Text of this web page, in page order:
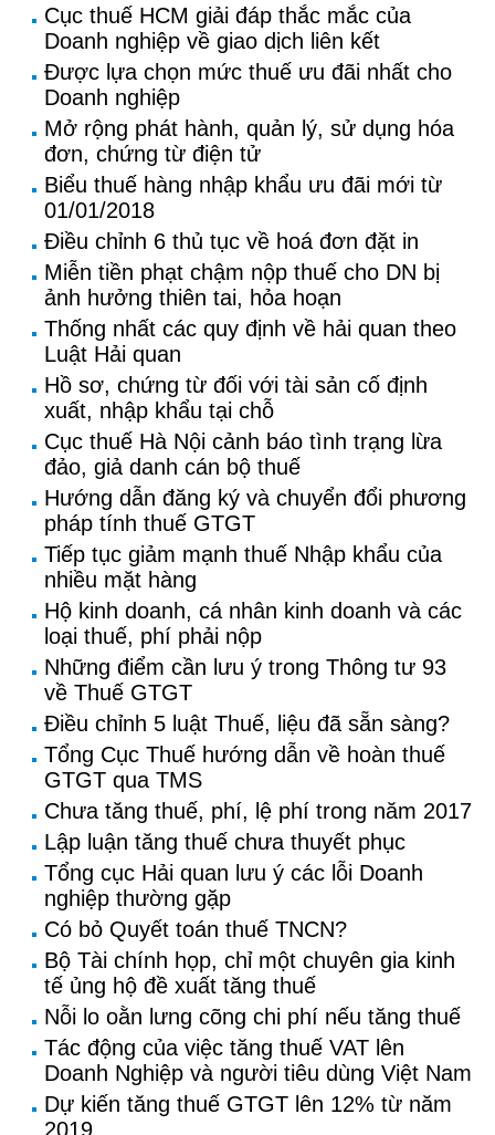
Cục thuế HCM giải đáp thắc mắc của
Doanh nghiệp về giao dịch liên kết
Được lựa chọn mức thuế ưu đãi nhất cho
Doanh nghiệp
Mở rộng phát hành, quản lý, sử dụng hóa
đơn, chứng từ điện tử
Biểu thuế hàng nhập khẩu ưu đãi mới từ
01/01/2018
Điều chỉnh 6 thủ tục về hoá đơn đặt in
Miễn tiền phạt chậm nộp thuế cho DN bị
ảnh hưởng thiên tai, hỏa hoạn
Thống nhất các quy định về hải quan theo
Luật Hải quan
Hồ sơ, chứng từ đối với tài sản cố định
xuất, nhập khẩu tại chỗ
Cục thuế Hà Nội cảnh báo tình trạng lừa
đảo, giả danh cán bộ thuế
Hướng dẫn đăng ký và chuyển đổi phương
pháp tính thuế GTGT
Tiếp tục giảm mạnh thuế Nhập khẩu của
nhiều mặt hàng
Hộ kinh doanh, cá nhân kinh doanh và các
loại thuế, phí phải nộp
Những điểm cần lưu ý trong Thông tư 93
về Thuế GTGT
Điều chỉnh 5 luật Thuế, liệu đã sẵn sàng?
Tổng Cục Thuế hướng dẫn về hoàn thuế
GTGT qua TMS
Chưa tăng thuế, phí, lệ phí trong năm 2017
Lập luận tăng thuế chưa thuyết phục
Tổng cục Hải quan lưu ý các lỗi Doanh
nghiệp thường gặp
Có bỏ Quyết toán thuế TNCN?
Bộ Tài chính họp, chỉ một chuyên gia kinh
tế ủng hộ đề xuất tăng thuế
Nỗi lo oằn lưng cõng chi phí nếu tăng thuế
Tác động của việc tăng thuế VAT lên
Doanh Nghiệp và người tiêu dùng Việt Nam
Dự kiến tăng thuế GTGT lên 12% từ năm
2019